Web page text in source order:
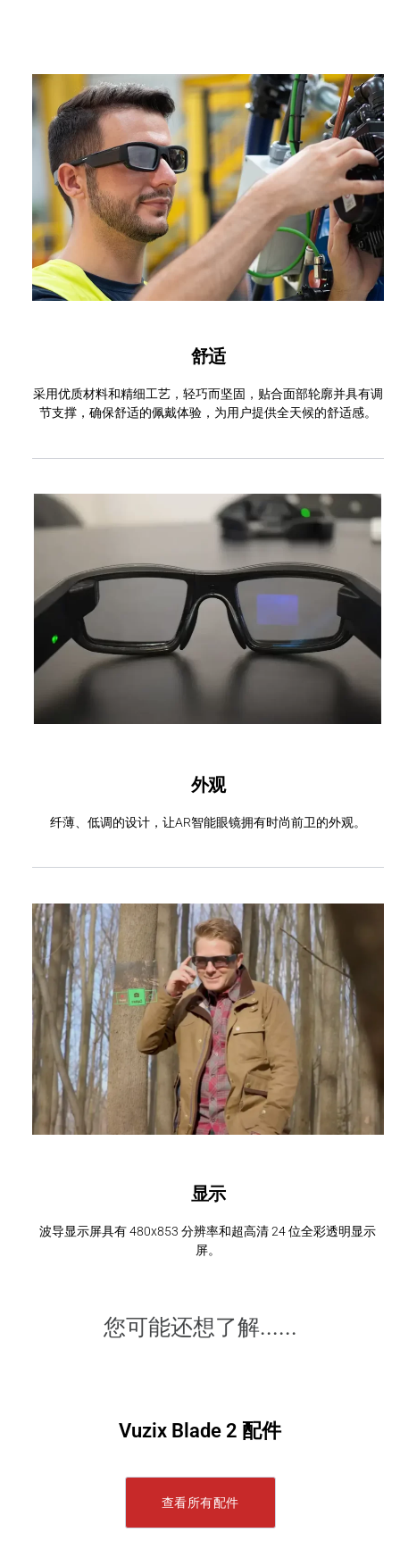
舒适
采用优质材料和精细工艺，轻巧而坚固，贴合面部轮廓并具有调
节支撑，确保舒适的佩戴体验，为用户提供全天候的舒适感。
外观
纤薄、低调的设计，让AR智能眼镜拥有时尚前卫的外观。
显示
波导显示屏具有 480x853 分辨率和超高清 24 位全彩透明显示
屏。
您可能还想了解......
Vuzix Blade 2 配件
查看所有配件